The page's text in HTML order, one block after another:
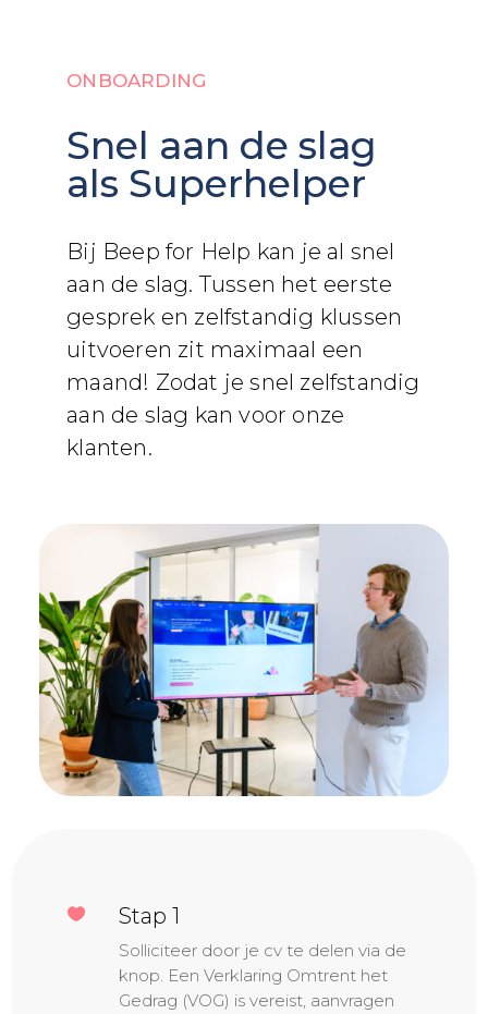
ONBOARDING
Snel aan de slag
als Superhelper
Bij Beep for Help kan je al snel
aan de slag. Tussen het eerste
gesprek en zelfstandig klussen
uitvoeren zit maximaal een
maand! Zodat je snel zelfstandig
aan de slag kan voor onze
klanten.
 Stap 1
Solliciteer door je cv te delen via de
knop. Een Verklaring Omtrent het
Gedrag (VOG) is vereist, aanvragen